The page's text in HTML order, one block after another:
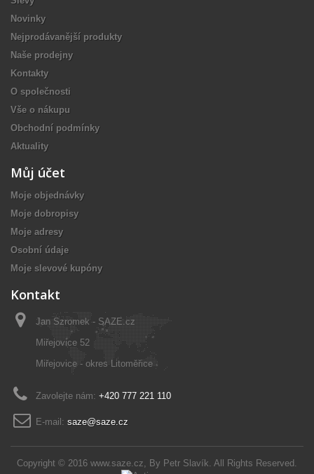
Novinky
Nejprodávanější produkty
Naše prodejny
Kontakty
O společnosti
Vše o nákupu
Obchodní podmínky
Aktuality
Copyright © 2016 www.saze.cz, By Petr Slavík. All Rights Reserved.
Můj účet
Moje objednávky
Moje dobropisy
Moje adresy
Osobní údaje
Moje slevové kupóny
Kontakt
Jan Szromek - SAZE.cz
Miřejovice 52
Miřejovice - okres Litoměřice
Zavolejte nám: +420 777 221 110
E-mail: saze@saze.cz